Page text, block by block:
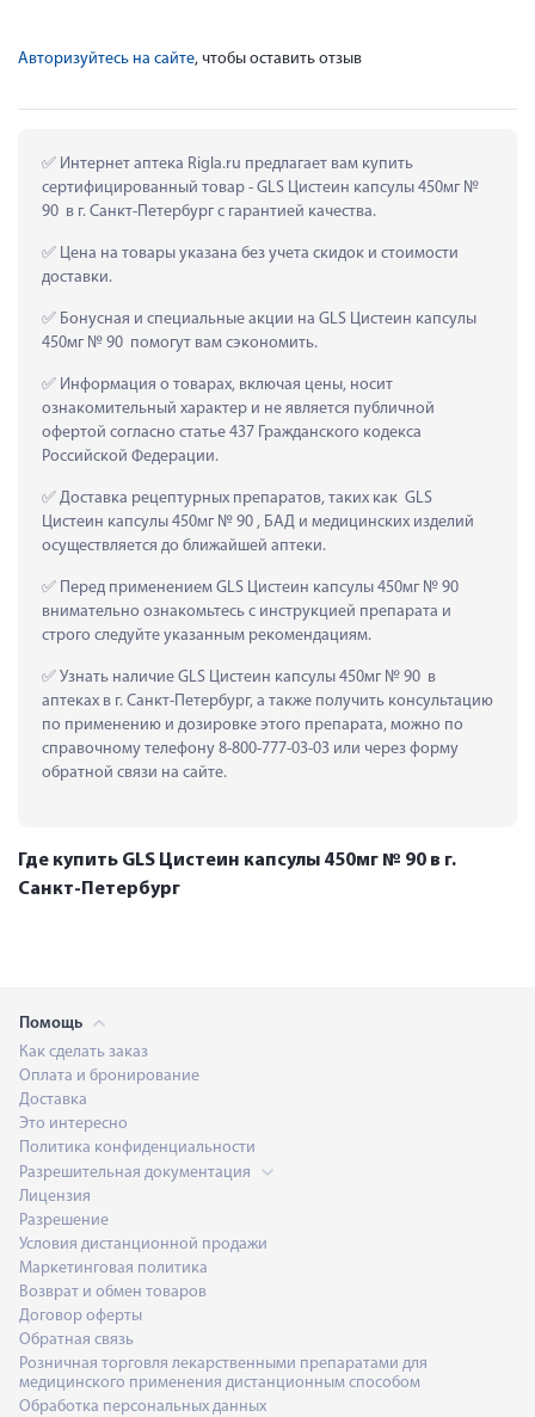
Авторизуйтесь на сайте, чтобы оставить отзыв
Интернет аптека Rigla.ru предлагает вам купить
сертифицированный товар - GLS Цистеин капсулы 450мг №
90  в г. Санкт-Петербург с гарантией качества.
Цена на товары указана без учета скидок и стоимости
доставки.
Бонусная и специальные акции на GLS Цистеин капсулы
450мг № 90  помогут вам сэкономить.
Информация о товарах, включая цены, носит
ознакомительный характер и не является публичной
офертой согласно статье 437 Гражданского кодекса
Российской Федерации.
Доставка рецептурных препаратов, таких как  GLS
Цистеин капсулы 450мг № 90 , БАД и медицинских изделий
осуществляется до ближайшей аптеки.
Перед применением GLS Цистеин капсулы 450мг № 90
внимательно ознакомьтесь с инструкцией препарата и
строго следуйте указанным рекомендациям.
Узнать наличие GLS Цистеин капсулы 450мг № 90  в
аптеках в г. Санкт-Петербург, а также получить консультацию
по применению и дозировке этого препарата, можно по
справочному телефону 8-800-777-03-03 или через форму
обратной связи на сайте.
Где купить GLS Цистеин капсулы 450мг № 90 в г.
Санкт-Петербург
Помощь
Как сделать заказ
Оплата и бронирование
Доставка
Это интересно
Политика конфиденциальности
Разрешительная документация
Лицензия
Разрешение
Условия дистанционной продажи
Маркетинговая политика
Возврат и обмен товаров
Договор оферты
Обратная связь
Розничная торговля лекарственными препаратами для
медицинского применения дистанционным способом
Обработка персональных данных